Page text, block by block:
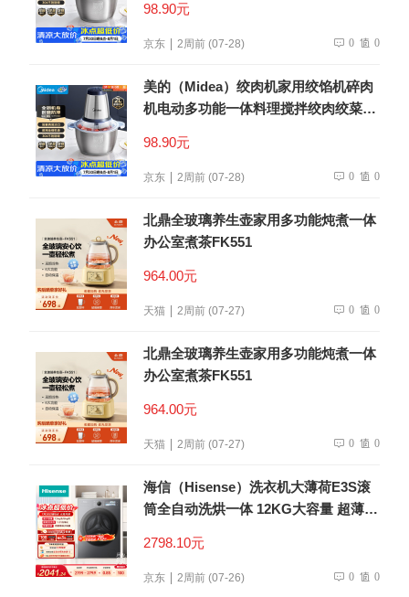
2L
98.90元
京东 2周前 (07-28) 0 0
美的（Midea）绞肉机家用绞馅机碎肉
机电动多功能一体料理搅拌绞肉绞菜馅
2L
98.90元
京东 2周前 (07-28) 0 0
北鼎全玻璃养生壶家用多功能炖煮一体
办公室煮茶FK551
964.00元
天猫 2周前 (07-27) 0 0
北鼎全玻璃养生壶家用多功能炖煮一体
办公室煮茶FK551
964.00元
天猫 2周前 (07-27) 0 0
海信（Hisense）洗衣机大薄荷E3S滚
筒全自动洗烘一体 12KG大容量 超薄智
自营
2798.10元
京东 2周前 (07-26) 0 0